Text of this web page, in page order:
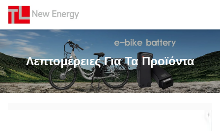
Λεπτομέρειες Για Τα Προϊόντα